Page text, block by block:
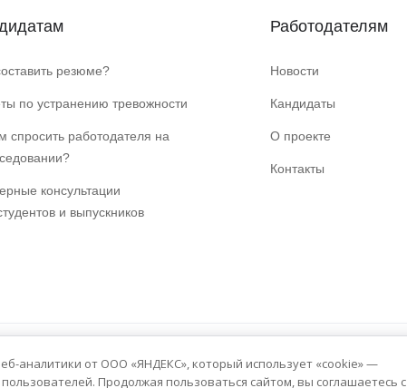
резюме?
по устранению тревожности
спросить работодателя на
консультации
и выпускников
Работодателям
Новости
Кандидаты
О проекте
Контакты
аналитики от ООО «ЯНДЕКС», который использует «cookie» —
Продолжая пользоваться сайтом, вы соглашаетесь с